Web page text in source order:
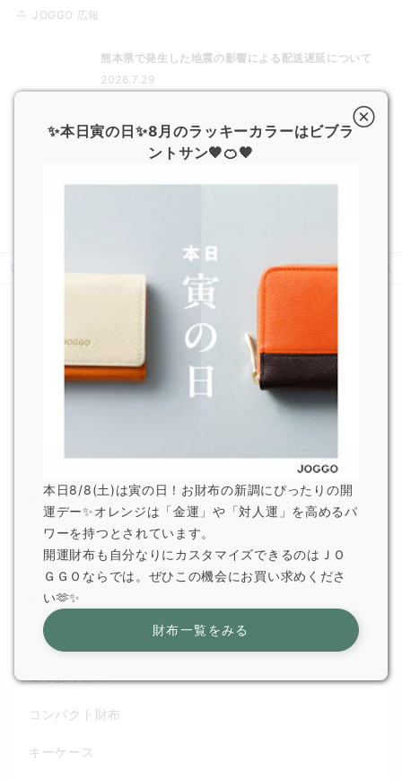
JOGGO 広報
熊本県で発生した地震の影響による配送遅延について
2026.7.29
一部オプション商品販売終了のお知らせ
スマートフォンケース手帳型（iphoneX）/マルチ
ギフトで選ばれている理由
カテゴリから選ぶ
全てのアイテム
財布一覧
長財布
コンパクト財布
キーケース
✨本日寅の日✨8月のラッキーカラーはビブラ
ントサン🧡🍊🧡
本日8/8(土)は寅の日！お財布の新調にぴったりの開
運デー✨オレンジは「金運」や「対人運」を高めるパ
ワーを持つとされています。
開運財布も自分なりにカスタマイズできるのはＪＯ
ＧＧＯならでは。ぜひこの機会にお買い求めくださ
い🫶✨
財布一覧をみる